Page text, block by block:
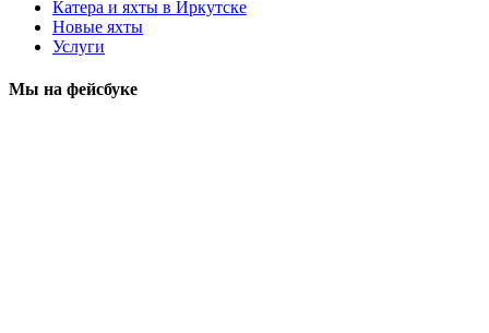
Катера и яхты в Иркутске
Новые яхты
Услуги
Мы на фейсбуке